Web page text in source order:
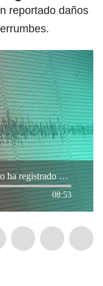
reportado daños
Servicio Geológico Colombiano ha registrado más de 80 réplicas tras fuerte temblor en Bogotá
08:53